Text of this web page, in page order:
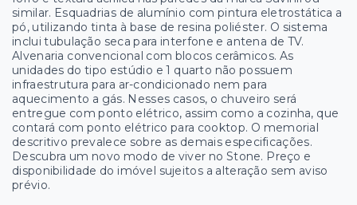
similar. Esquadrias de alumínio com pintura eletrostática a
pó, utilizando tinta à base de resina poliéster. O sistema
inclui tubulação seca para interfone e antena de TV.
Alvenaria convencional com blocos cerâmicos. As
unidades do tipo estúdio e 1 quarto não possuem
infraestrutura para ar-condicionado nem para
aquecimento a gás. Nesses casos, o chuveiro será
entregue com ponto elétrico, assim como a cozinha, que
contará com ponto elétrico para cooktop. O memorial
descritivo prevalece sobre as demais especificações.
Descubra um novo modo de viver no Stone. Preço e
disponibilidade do imóvel sujeitos a alteração sem aviso
prévio.